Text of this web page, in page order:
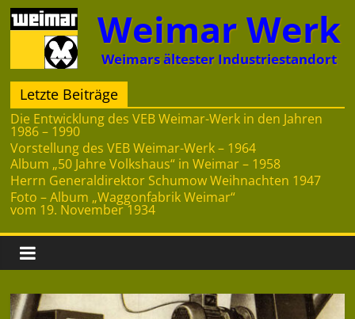
Zum
Inhalt
springen
Weimar Werk
Weimars ältester Industriestandort
Letzte Beiträge
Die Entwicklung des VEB Weimar-Werk in den Jahren
1986 – 1990
Vorstellung des VEB Weimar-Werk – 1964
Album „50 Jahre Volkshaus“ in Weimar – 1958
Herrn Generaldirektor Schumow Weihnachten 1947
Foto – Album „Waggonfabrik Weimar“
vom 19. November 1934